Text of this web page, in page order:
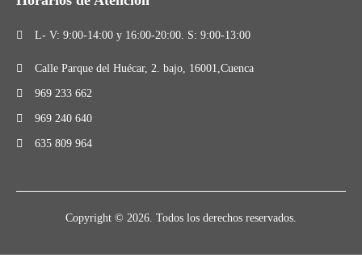
L- V: 9:00-14:00 y 16:00-20:00. S: 9:00-13:00
Calle Parque del Huécar, 2. bajo, 16001,Cuenca
969 233 662
969 240 640
635 809 964
Copyright © 2026. Todos los derechos reservados.